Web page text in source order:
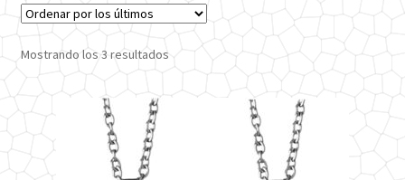
Mostrando los 3 resultadosOrdenado
por
los